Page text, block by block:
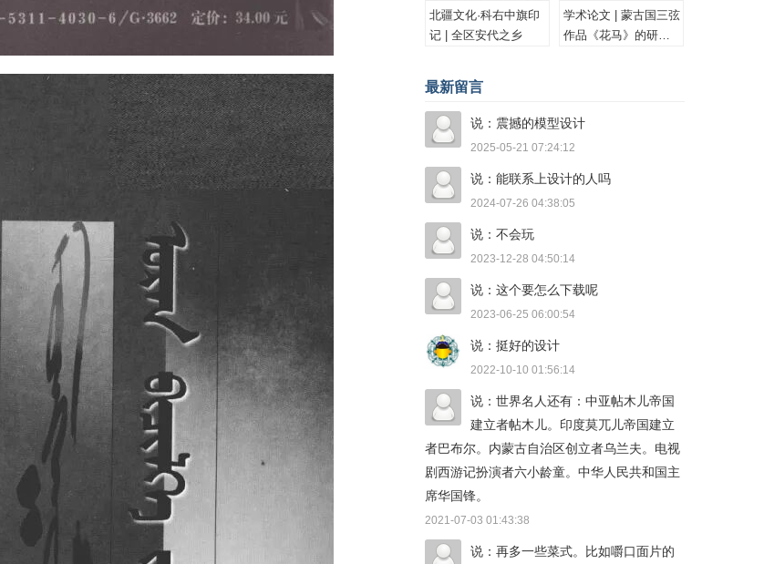
北疆文化·科右中旗印
记 | 全区安代之乡
学术论文 | 蒙古国三弦
作品《花马》的研究
最新留言
说：震撼的模型设计
2025-05-21 07:24:12
说：能联系上设计的人吗
2024-07-26 04:38:05
说：不会玩
2023-12-28 04:50:14
说：这个要怎么下载呢
2023-06-25 06:00:54
说：挺好的设计
2022-10-10 01:56:14
说：世界名人还有：中亚帖木儿帝国
建立者帖木儿。印度莫兀儿帝国建立
者巴布尔。内蒙古自治区创立者乌兰夫。电视
剧西游记扮演者六小龄童。中华人民共和国主
席华国锋。
2021-07-03 01:43:38
说：再多一些菜式。比如嚼口面片的